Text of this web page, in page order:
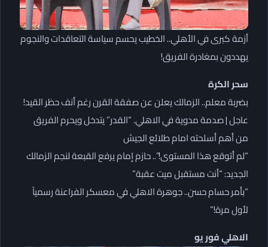
أزمة كبرى في الأهلي.. الخطيب يحسم سياسة التعاقدات والنجوم
يهددون بمغادرة الفريق!
سحر الكرة
بضربة معلم.. الزمالك يعلن عن صفقة القرن رغم أنف حظر القيد!
عاجل | صدمة مدوية في الاهلي. “القدر” يتدخل ويحرم الفريق
من أهم أسلحته امام طلائع الجيش
“لم أتوقع هذا المستوى!”.. حازم إمام يرفع القبعة لنجم الزمالك
الجديد: “أنت مستقبل ميت عقبة”
“بأمر حسام حسن.. جوهرة الاهلي في معسكر الفراعنة رسمياً
لأول مرة!”
الاهلي فور يو